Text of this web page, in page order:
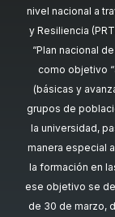
nivel nacional a
y Resiliencia
“Plan nacional
como objetivo
(básicas y
grupos de
la universidad,
manera especial
la formación en
ese objetivo se
de 30 de marzo,